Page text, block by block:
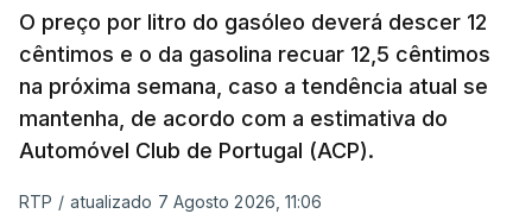
de um cabaz de produtos alimentares
comercializados internacionalmente, subiu para
131,1 pontos em julho, face aos 130,3 de junho.
O aumento dos preços dos alimentos básicos
O preço por litro do gasóleo deverá descer 12
cêntimos e o da gasolina recuar 12,5 cêntimos
na próxima semana, caso a tendência atual se
mantenha, de acordo com a estimativa do
Automóvel Club de Portugal (ACP).
RTP / atualizado 7 Agosto 2026, 11:06